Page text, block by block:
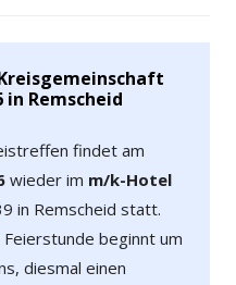
in Remscheid
findet am
wieder im m/k-Hotel
in Remscheid statt.
Feierstunde beginnt um
diesmal einen